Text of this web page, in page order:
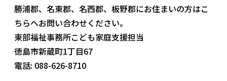
勝浦郡、名東郡、名西郡、板野郡にお住まいの方はこ
ちらへお問い合わせください。
東部福祉事務所こども家庭支援担当
徳島市新蔵町1丁目67
電話: 088-626-8710